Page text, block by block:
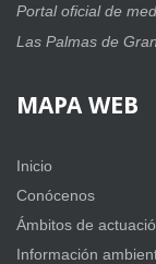
Portal oficial de
Las Palmas de
MAPA WEB
Inicio
Conócenos
Ámbitos de
Información